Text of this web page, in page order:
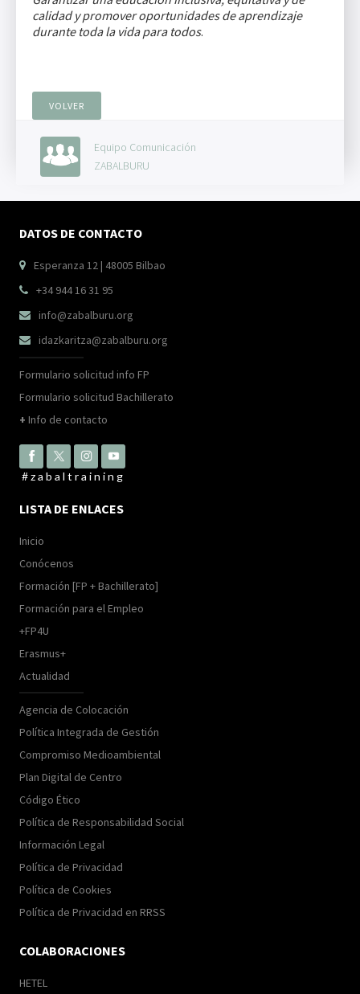
calidad y promover oportunidades de aprendizaje
durante toda la vida para todos.
VOLVER
Equipo Comunicación
ZABALBURU
DATOS DE CONTACTO
 Esperanza 12 | 48005 Bilbao
 +34 944 16 31 95
 info@zabalburu.org
 idazkaritza@zabalburu.org
Formulario solicitud info FP
Formulario solicitud Bachillerato
+ Info de contacto
#zabaltraining
LISTA DE ENLACES
Inicio
Conócenos
Formación [FP + Bachillerato]
Formación para el Empleo
+FP4U
Erasmus+
Actualidad
Agencia de Colocación
Política Integrada de Gestión
Compromiso Medioambiental
Plan Digital de Centro
Código Ético
Política de Responsabilidad Social
Información Legal
Política de Privacidad
Política de Cookies
Política de Privacidad en RRSS
COLABORACIONES
HETEL